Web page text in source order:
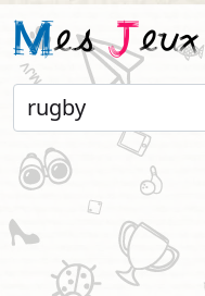
MesJeux